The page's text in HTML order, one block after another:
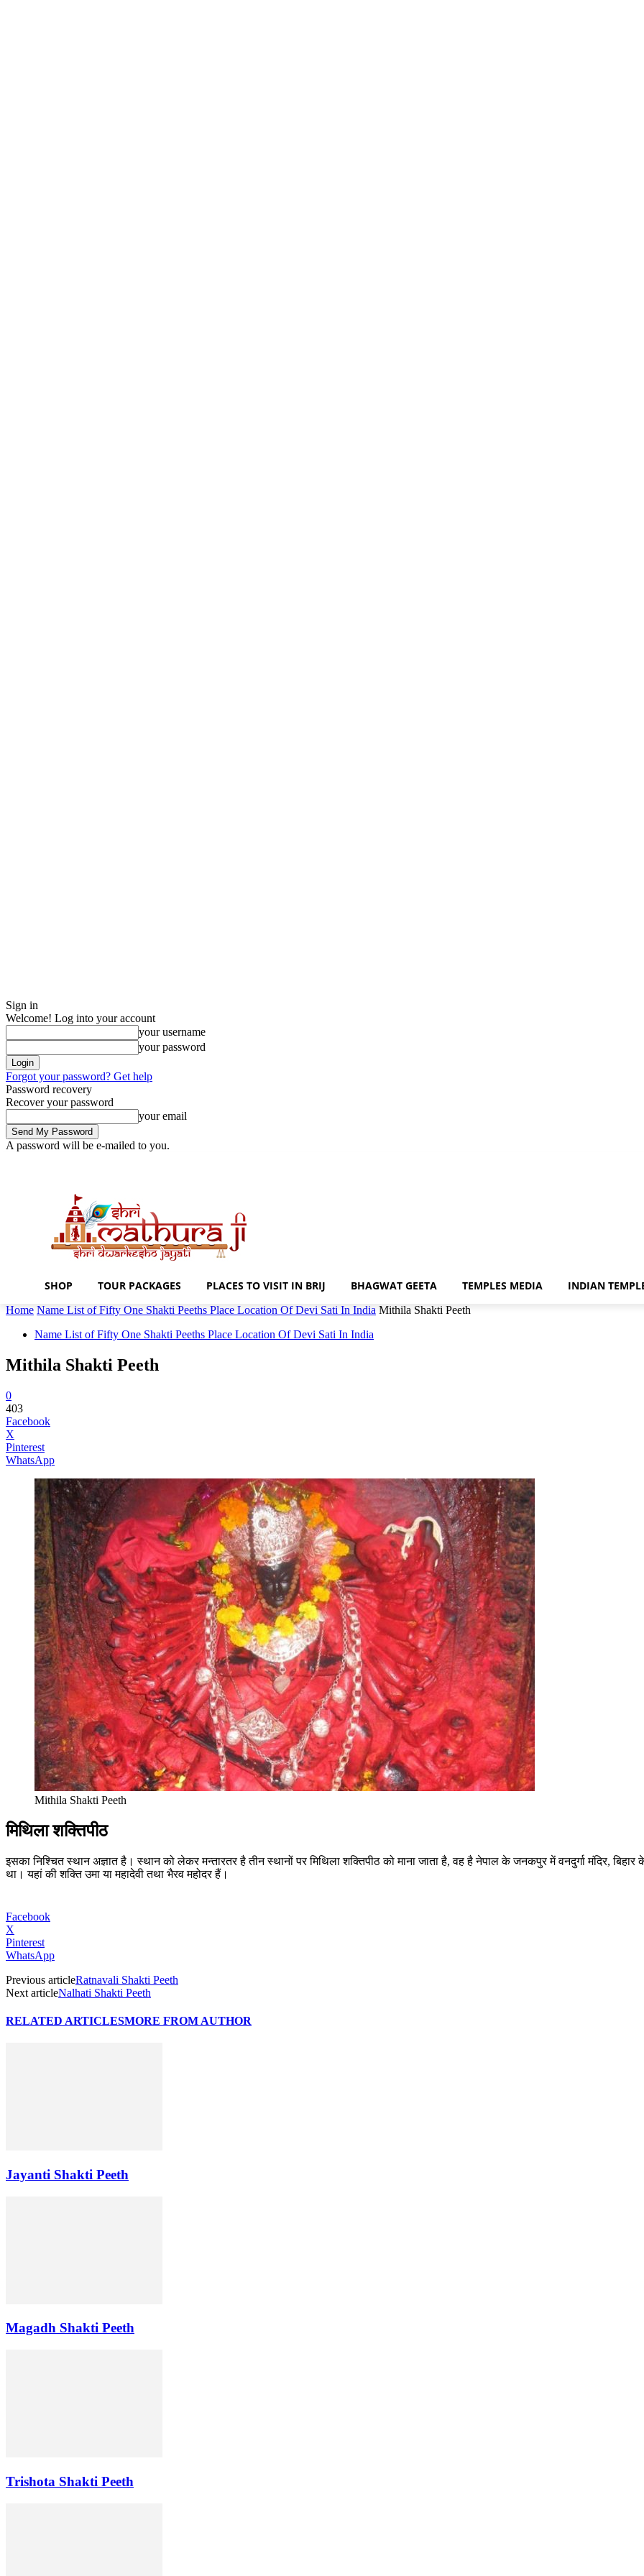
Sign in
Welcome! Log into your account
your username
your password
Forgot your password? Get help
Password recovery
Recover your password
your email
A password will be e-mailed to you.
SHOP TOUR PACKAGES PLACES TO VISIT IN BRIJ BHAGWAT GEETA TEMPLES MEDIA INDIAN
Home Name List of Fifty One Shakti Peeths Place Location Of Devi Sati In India Mithila Shakti Peeth
Name List of Fifty One Shakti Peeths Place Location Of Devi Sati In India
Mithila Shakti Peeth
0
403
Facebook
X
Pinterest
WhatsApp
Mithila Shakti Peeth
मिथिला शक्तिपीठ
इसका निश्चित स्थान अज्ञात है। स्थान को लेकर मन्तारतर है तीन स्थानों पर मिथिला शक्तिपीठ को माना जाता है, वह है नेपाल के जनकपुर में वनदुर्गा मंदिर,
था। यहां की शक्ति उमा या महादेवी तथा भैरव महोदर हैं।
Facebook
X
Pinterest
WhatsApp
Previous articleRatnavali Shakti Peeth
Next articleNalhati Shakti Peeth
RELATED ARTICLESMORE FROM AUTHOR
Jayanti Shakti Peeth
Magadh Shakti Peeth
Trishota Shakti Peeth